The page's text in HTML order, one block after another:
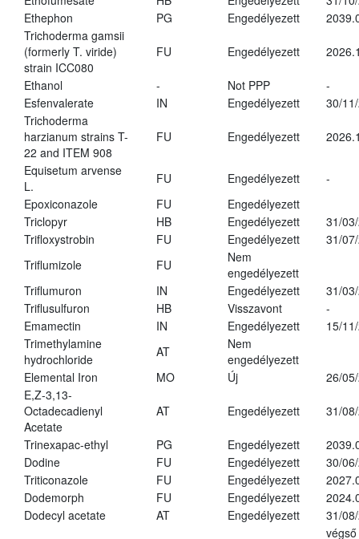
Ethephon
PG Engedélyezett
Trichoderma gamsii
(formerly T. viride)
strain ICC080
FU Engedélyezett
Ethanol - Not PPP
-
Esfenvalerate
IN Engedélyezett
30/
Trichoderma
harzianum strains T-
22 and ITEM 908
FU Engedélyezett
Equisetum arvense
L.
FU Engedélyezett
-
Epoxiconazole
FU
Engedélyezett
Triclopyr
HB Engedélyezett
31/
Trifloxystrobin
FU Engedélyezett
31/
Triflumizole
FU
Nem
engedélyezett
Triflumuron
IN Engedélyezett
31/
Triflusulfuron
HB Visszavont
-
Emamectin
IN Engedélyezett
15/
Trimethylamine
hydrochloride
AT
Nem
engedélyezett
Elemental Iron
MO Új
26/
E,Z-3,13-
Octadecadienyl
Acetate
AT Engedélyezett 31/
Trinexapac-ethyl PG Engedélyezett
Dodine
FU Engedélyezett
30/
Triticonazole
FU Engedélyezett
Dodemorph
FU Engedélyezett
Dodecyl acetate
AT Engedélyezett 31/
végső